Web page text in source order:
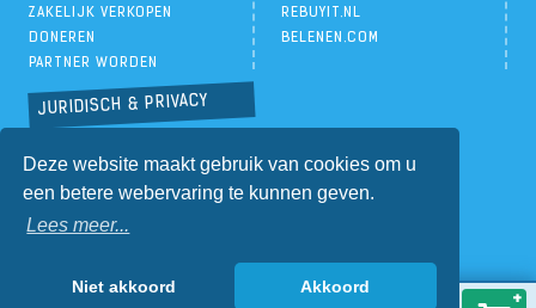
Deze website maakt gebruik van cookies om u
een betere webervaring te kunnen geven.
Lees meer...
Niet akkoord Akkoord
ZAKELIJK VERKOPEN
DONEREN
PARTNER WORDEN
REBUYIT.NL
BELENEN.COM
JURIDISCH & PRIVACY
ALGEMENE VOORWAARDEN